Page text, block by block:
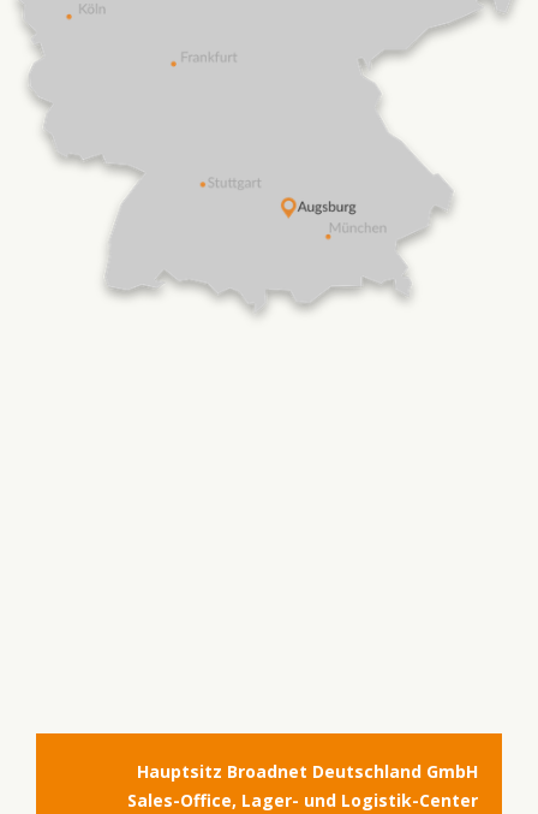
Hauptsitz Broadnet Deutschland GmbH
Sales-Office, Lager- und Logistik-Center